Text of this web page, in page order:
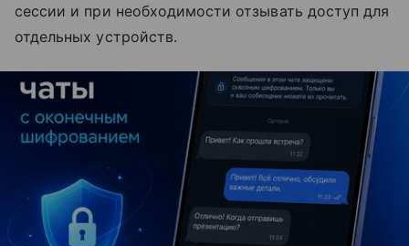
сессии и при необходимости отзывать доступ для
отдельных устройств.